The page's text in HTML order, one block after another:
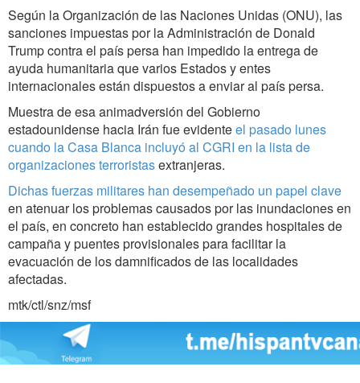
Según la Organización de las Naciones Unidas (ONU), las
sanciones impuestas por la Administración de Donald
Trump contra el país persa han impedido la entrega de
ayuda humanitaria que varios Estados y entes
internacionales están dispuestos a enviar al país persa.
Muestra de esa animadversión del Gobierno
estadounidense hacia Irán fue evidenteel pasado lunes
cuando la Casa Blanca incluyó al CGRI en la lista de
organizaciones terroristasextranjeras.
Dichas fuerzas militares han desempeñado un papel clave
en atenuar los problemas causados por las inundaciones en
el país, en concreto han establecido grandes hospitales de
campaña y puentes provisionales para facilitar la
evacuación de los damnificados de las localidades
afectadas.
mtk/ctl/snz/msf